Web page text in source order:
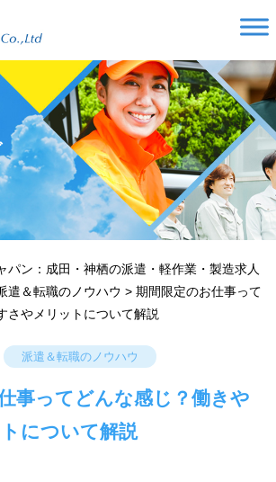
パン：成田・神栖の派遣・軽作業・製造求人
遣＆転職のノウハウ > 期間限定のお仕事って
さやメリットについて解説
派遣＆転職のノウハウ
事ってどんな感じ？働きや
について解説